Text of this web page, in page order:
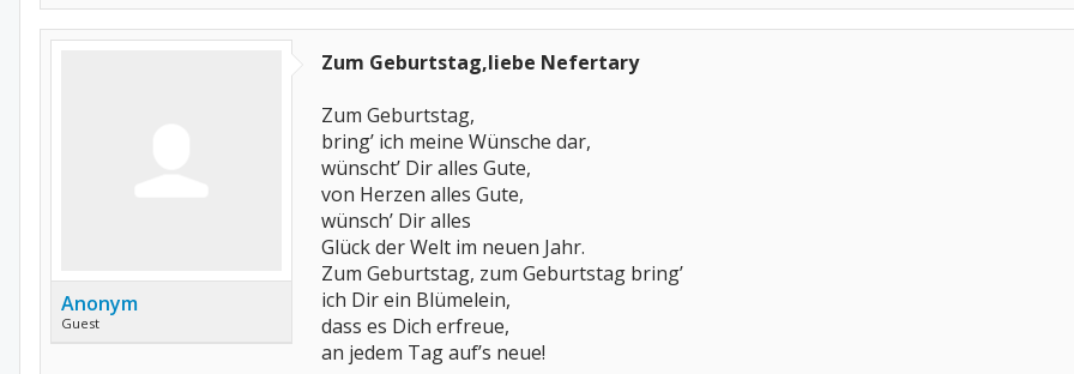
Anonym
Guest
Zum Geburtstag,liebe Nefertary
Zum Geburtstag,
bring’ ich meine Wünsche dar,
wünscht’ Dir alles Gute,
von Herzen alles Gute,
wünsch’ Dir alles
Glück der Welt im neuen Jahr.
Zum Geburtstag, zum Geburtstag bring’
ich Dir ein Blümelein,
dass es Dich erfreue,
an jedem Tag auf’s neue!